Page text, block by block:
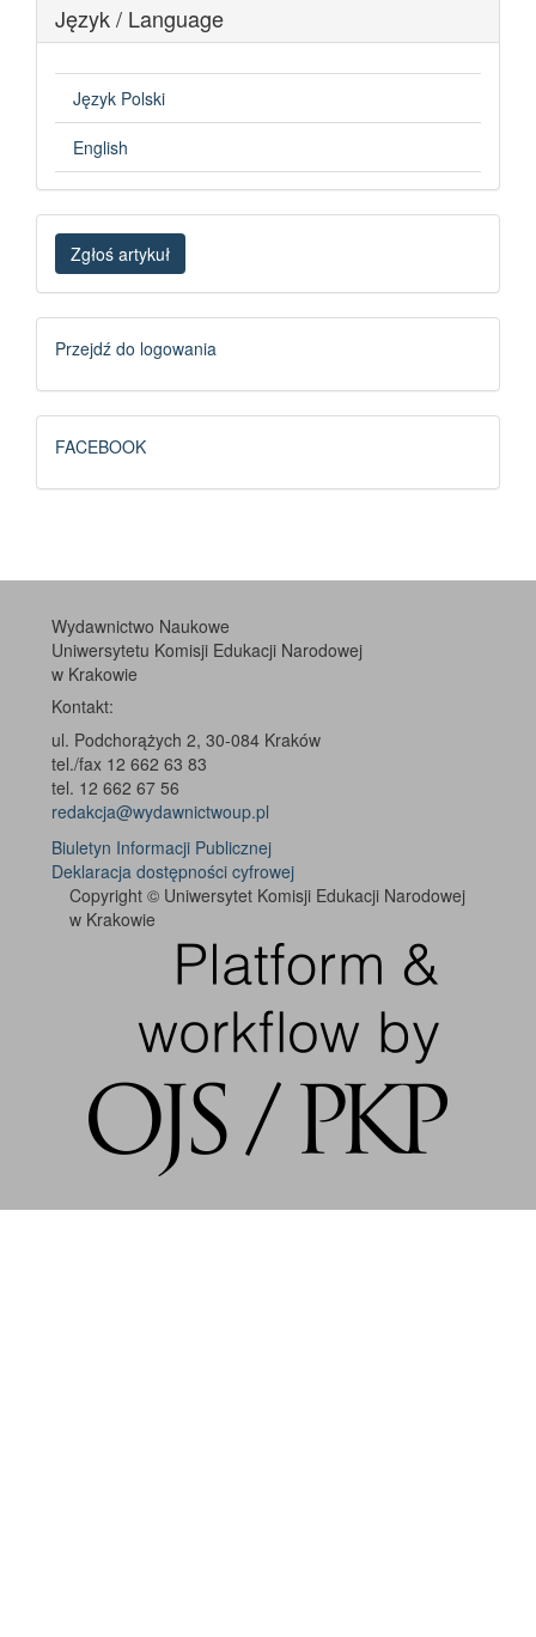
Język / Language
Język Polski
English
Zgłoś
artykuł
Zgłoś artykuł
Logowanie
Przejdź do logowania
FB
FACEBOOK
Wydawnictwo Naukowe
Uniwersytetu Komisji Edukacji Narodowej
w Krakowie
Kontakt:
ul. Podchorążych 2, 30-084 Kraków
tel./fax 12 662 63 83
tel. 12 662 67 56
redakcja@wydawnictwoup.pl
Biuletyn Informacji Publicznej
Deklaracja dostępności cyfrowej
Copyright © Uniwersytet Komisji Edukacji Narodowej
w Krakowie